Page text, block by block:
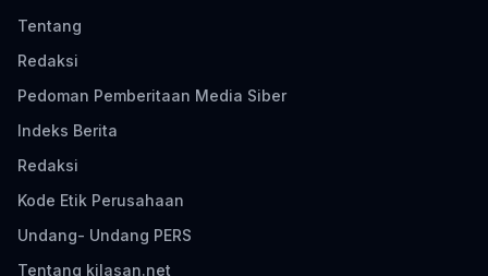
Tentang
Redaksi
Pedoman Pemberitaan Media Siber
Indeks Berita
Redaksi
Kode Etik Perusahaan
Undang- Undang PERS
Tentang kilasan.net